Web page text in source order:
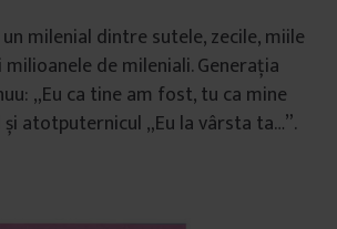
milenial dintre sutele, zecile, miile
milioanele de mileniali. Generația
„Eu ca tine am fost, tu ca mine
și atotputernicul „Eu la vârsta ta…”.